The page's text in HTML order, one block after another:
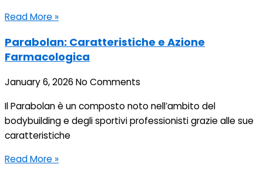
Read More »
Parabolan: Caratteristiche e Azione
Farmacologica
January 6, 2026 No Comments
Il Parabolan è un composto noto nell’ambito del
bodybuilding e degli sportivi professionisti grazie alle sue
caratteristiche
Read More »